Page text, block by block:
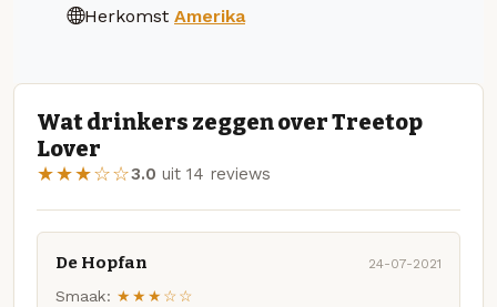
Herkomst Amerika
Wat drinkers zeggen over Treetop
Lover
★★★☆☆3.0 uit 14 reviews
De Hopfan 24-07-2021
Smaak: ★★★☆☆